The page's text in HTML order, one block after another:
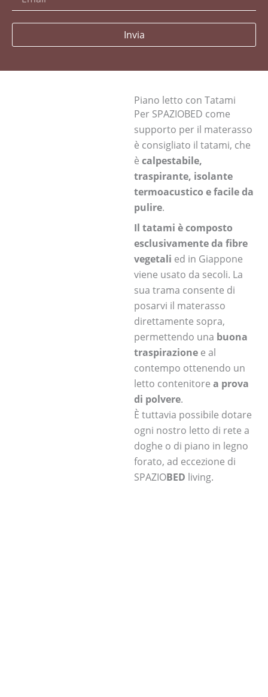
Invia
Piano letto con Tatami
Per SPAZIOBED come
supporto per il materasso
è consigliato il tatami, che
è calpestabile,
traspirante, isolante
termoacustico e facile da
pulire.
Il tatami è composto
esclusivamente da fibre
vegetali ed in Giappone
viene usato da secoli. La
sua trama consente di
posarvi il materasso
direttamente sopra,
permettendo una buona
traspirazione e al
contempo ottenendo un
letto contenitore a prova
di polvere.
È tuttavia possibile dotare
ogni nostro letto di rete a
doghe o di piano in legno
forato, ad eccezione di
SPAZIOBED living.